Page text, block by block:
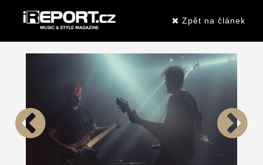
Zpět na článek